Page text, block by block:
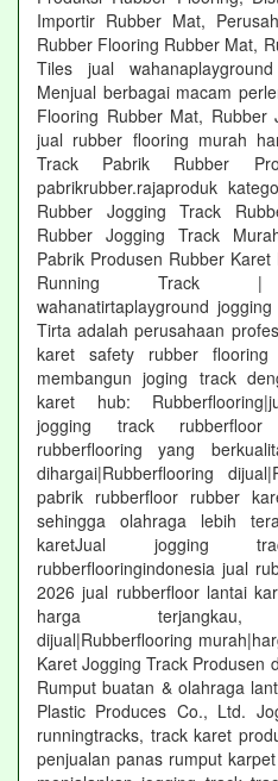
Importir Rubber Mat,
Rubber Flooring Rubber Mat,
Tiles jual
Menjual berbagai macam
Flooring Rubber Mat, Rubber
jual rubber flooring murah
Track Pabrik Rubber
pabrikrubber.rajaproduk
Rubber Jogging Track
Rubber Jogging Track
Pabrik Produsen Rubber
Running Track |
wahanatirtaplayground
Tirta adalah perusahaan
karet safety rubber flooring
membangun joging track
karet hub:
jogging track
rubberflooring yang
dihargai|Rubberflooring
pabrik rubberfloor rubber
sehingga olahraga lebih
karetJual jogging
rubberflooringindonesia jual
2026 jual rubberfloor lantai
harga terjangkau,
dijual|Rubberflooring
Karet Jogging Track Produsen
Rumput buatan & olahraga
Plastic Produces Co., Ltd.
runningtracks, track karet
penjualan panas rumput